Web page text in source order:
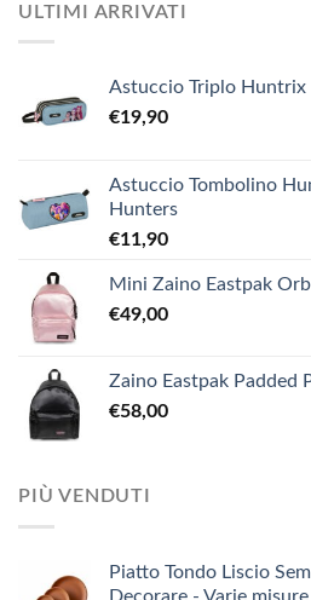
ULTIMI ARRIVATI
Astuccio Triplo
€19,90
Astuccio Tombolino
Hunters
€11,90
Mini Zaino Eastpak
€49,00
Zaino Eastpak Padded
€58,00
PIÙ VENDUTI
Piatto Tondo Liscio
Decorare - Varie misure